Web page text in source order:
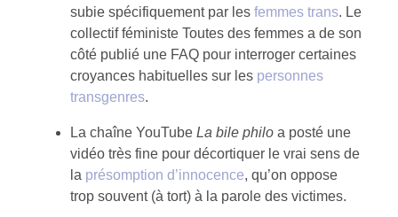
subie spécifiquement par les femmes trans. Le
collectif féministe Toutes des femmes a de son
côté publié une FAQ pour interroger certaines
croyances habituelles sur les personnes
transgenres.
La chaîne YouTube La bile philo a posté une
vidéo très fine pour décortiquer le vrai sens de
la présomption d’innocence, qu’on oppose
trop souvent (à tort) à la parole des victimes.